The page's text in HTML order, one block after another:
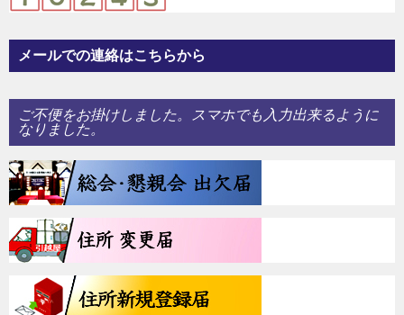
ン
メールでの連絡はこちらから
ご不便をお掛けしました。スマホでも入力出来るように
なりました。